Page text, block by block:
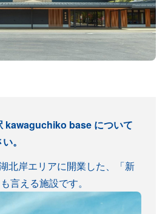
kawaguchiko base について
。
北岸エリアに開業した、「新
言える施設です。